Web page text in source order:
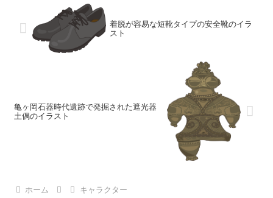
着脱が容易な短靴タイプの安全靴のイラ
スト
亀ヶ岡石器時代遺跡で発掘された遮光器
土偶のイラスト
ホーム キャラクター